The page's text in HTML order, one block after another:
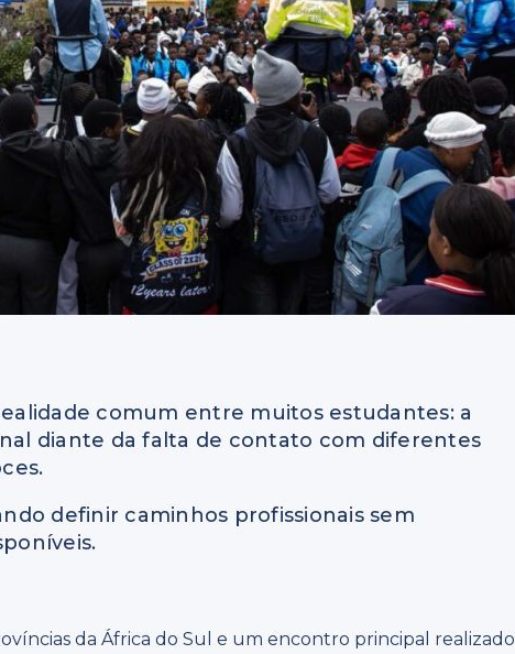
comum entre muitos estudantes: a
diante da falta de contato com diferentes
definir caminhos profissionais sem
da África do Sul e um encontro principal realizado